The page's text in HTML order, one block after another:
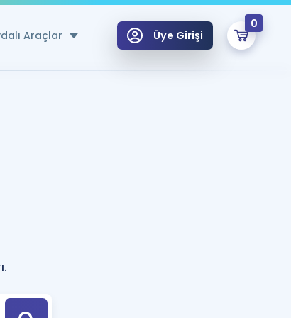
Araçlar
Aracı
için Öneriler
Takvimde
Üye Girişi
0
ile seni sınava hazırlayacak onlarca eğitim seni bekliyor!